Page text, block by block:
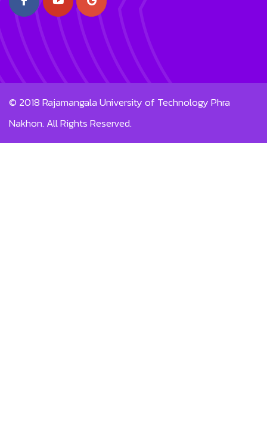
© 2018Rajamangala University of Technology Phra
Nakhon. All Rights Reserved.